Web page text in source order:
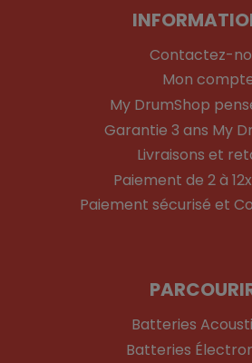
Contactez-
Mon
My DrumShop
Garantie 3 ans My
Livraisons et
Paiement de 2 à
Paiement sécurisé et
Batteries
Batteries